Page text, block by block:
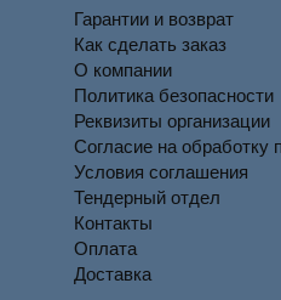
Гарантии и возврат
Как сделать заказ
О компании
Политика безопасности
Реквизиты организации
Согласие на обработку
Условия соглашения
Тендерный отдел
Контакты
Оплата
Доставка